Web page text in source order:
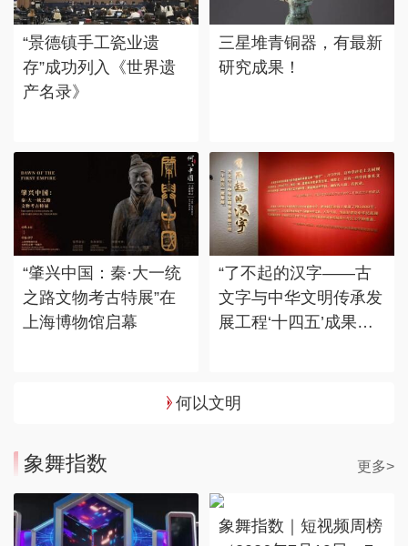
“景德镇手工瓷业遗
存”成功列入《世界遗
产名录》
三星堆青铜器，有最新
研究成果！
“肇兴中国：秦·大一统
之路文物考古特展”在
上海博物馆启幕
“了不起的汉字——古
文字与中华文明传承发
展工程‘十四五’成果
何以文明
象舞指数 更多>
象舞指数｜短视频周榜